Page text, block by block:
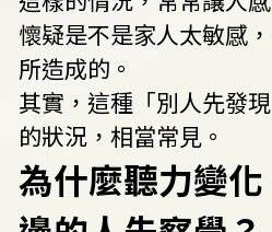
懷疑是不是家人太敏感
所造成的。
其實，這種「別人先發
的狀況，相當常見。
為什麼聽力變